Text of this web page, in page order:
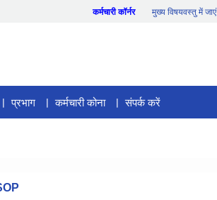
कर्मचारी कॉर्नर मुख्य विषयवस्तु में जाएं
प्रभाग कर्मचारी कोना संपर्क करें